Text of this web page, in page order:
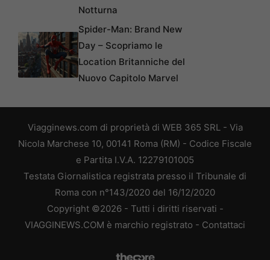
Notturna
Spider-Man: Brand New
Day – Scopriamo le
Location Britanniche del
Nuovo Capitolo Marvel
Viagginews.com di proprietà di WEB 365 SRL - Via
Nicola Marchese 10, 00141 Roma (RM) - Codice Fiscale
e Partita I.V.A. 12279101005
Testata Giornalistica registrata presso il Tribunale di
Roma con n°143/2020 del 16/12/2020
Copyright ©2026 - Tutti i diritti riservati -
VIAGGINEWS.COM è marchio registrato - Contattaci